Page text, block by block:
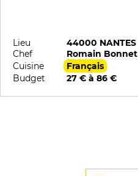
Lieu
44000 NANTES
Chef
Romain Bonnet
Cuisine
Français
Budget
27 € à 86 €